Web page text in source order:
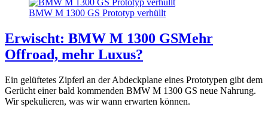
BMW M 1300 GS Prototyp verhüllt
Erwischt: BMW M 1300 GSMehr
Offroad, mehr Luxus?
Ein gelüftetes Zipferl an der Abdeckplane eines Prototypen gibt dem
Gerücht einer bald kommenden BMW M 1300 GS neue Nahrung.
Wir spekulieren, was wir wann erwarten können.